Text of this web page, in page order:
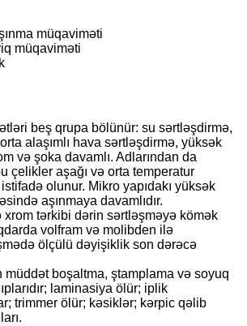
müqaviməti
müqaviməti
beş qrupa bölünür: su sərtləşdirmə,
alaşımlı hava sərtləşdirmə, yüksək
və şoka davamlı. Adlarından da
çelikler aşağı və orta temperatur
olunur. Mikro yapıdakı yüksək
aşınmaya davamlıdır.
xrom tərkibi dərin sərtləşməyə kömək
volfram və molibden ilə
ölçülü dəyişiklik son dərəcə
müddət boşaltma, ştamplama və soyuq
laminasiya ölür; iplik
trimmer ölür; kəsiklər; kərpic qəlib